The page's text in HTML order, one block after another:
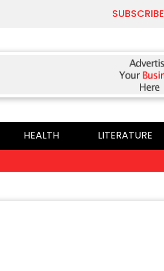
SUBSCRIBE
HEALTH LITERATURE